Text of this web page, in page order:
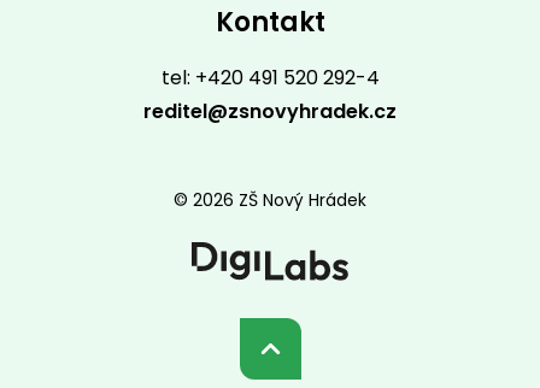
Kontakt
tel: +420 491 520 292-4
reditel@zsnovyhradek.cz
© 2026 ZŠ Nový Hrádek